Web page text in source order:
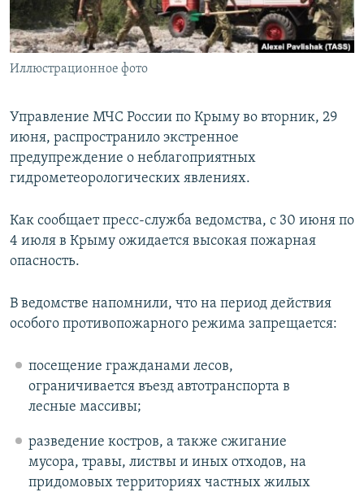
ПОБЕДИТЕЛЕЙ НЕ СУДЯТ?
КРЫМ.НЕПОКОРЕННЫЙ
ELIFBE
ПРИСОЕДИНЯЙТЕСЬ!
Все сайты RFE/RL
Иллюстрационное фото
Управление МЧС России по Крыму во вторник, 29
июня, распространило экстренное
предупреждение о неблагоприятных
гидрометеорологических явлениях.
Как сообщает пресс-служба ведомства, с 30 июня по
4 июля в Крыму ожидается высокая пожарная
опасность.
В ведомстве напомнили, что на период действия
особого противопожарного режима запрещается:
посещение гражданами лесов,
ограничивается въезд автотранспорта в
лесные массивы;
разведение костров, а также сжигание
мусора, травы, листвы и иных отходов, на
придомовых территориях частных жилых